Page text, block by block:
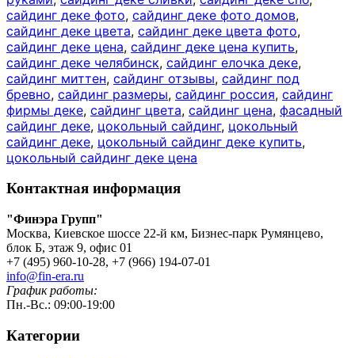
сайдинг деке фото, сайдинг деке фото домов,
сайдинг деке цвета, сайдинг деке цвета фото,
сайдинг деке цена, сайдинг деке цена купить,
сайдинг деке челябинск, сайдинг елочка деке,
сайдинг миттен, сайдинг отзывы, сайдинг под
бревно, сайдинг размеры, сайдинг россия, сайдинг
фирмы деке, сайдинг цвета, сайдинг цена, фасадный
сайдинг деке, цокольный сайдинг, цокольный
сайдинг деке, цокольный сайдинг деке купить,
цокольный сайдинг деке цена
Контактная информация
"Финэра Групп"
Москва, Киевское шоссе 22-й км, Бизнес-парк Румянцево,
блок Б, этаж 9, офис 01
+7 (495) 960-10-28, +7 (966) 194-07-01
info@fin-era.ru
График работы:
Пн.-Вс.: 09:00-19:00
Категории